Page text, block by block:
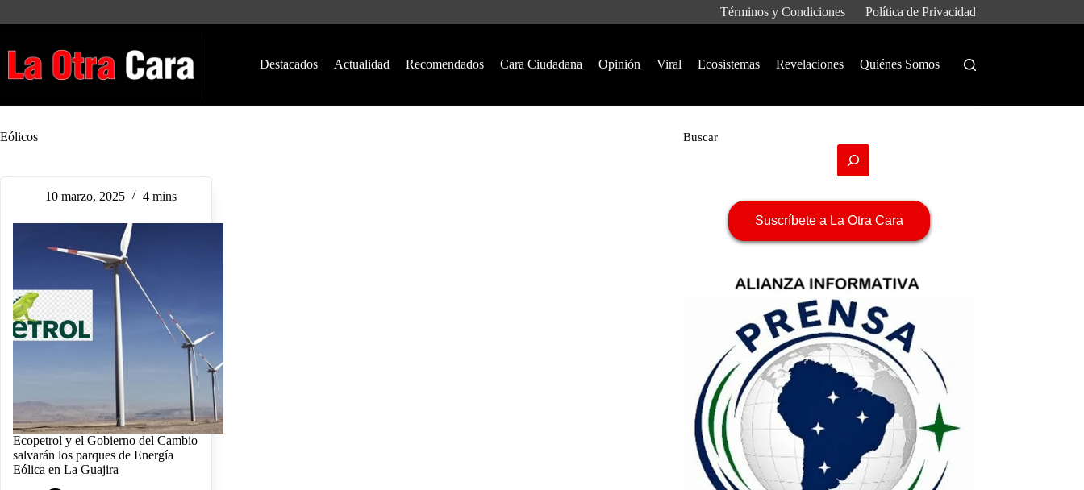
Términos y Condiciones Política de Privacidad
Destacados Actualidad Recomendados Cara Ciudadana Opinión Viral Ecosistemas Revelaciones Quiénes Somos
Eólicos
10 marzo, 2025 4 mins
Ecopetrol y el Gobierno del Cambio
salvarán los parques de Energía
Eólica en La Guajira
Buscar
Suscríbete a La Otra Cara